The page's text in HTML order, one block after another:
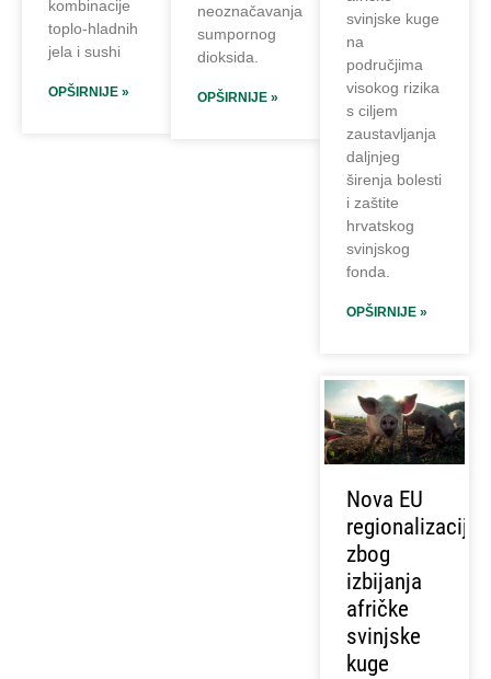
kombinacije
toplo-hladnih
jela i sushi
OPŠIRNIJE »
neoznačavanja
sumpornog
dioksida.
OPŠIRNIJE »
svinjske kuge
na
područjima
visokog rizika
s ciljem
zaustavljanja
daljnjeg
širenja bolesti
i zaštite
hrvatskog
svinjskog
fonda.
OPŠIRNIJE »
Nova EU
regionalizacija
zbog
izbijanja
afričke
svinjske
kuge